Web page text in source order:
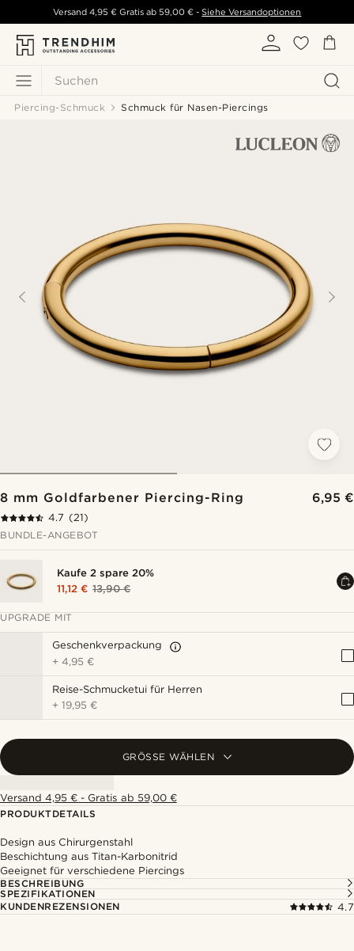
Suchen
Versand 4,95 € Gratis ab59,00 € - Siehe Versandoptionen
Piercing-Schmuck Schmuck für Nasen-Piercings
8 mm Goldfarbener Piercing-Ring 6,95 €
4.7 (21)
BUNDLE-ANGEBOT
Kaufe 2 spare 20%
11,12 € 13,90 €
UPGRADE MIT
Geschenkverpackung
+4,95 €
Reise-Schmucketui für Herren
+19,95 €
GRÖSSE WÄHLEN
Versand 4,95 € - Gratis ab 59,00 €
PRODUKTDETAILS
Design aus Chirurgenstahl
Beschichtung aus Titan-Karbonitrid
Geeignet für verschiedene Piercings
BESCHREIBUNG
SPEZIFIKATIONEN
KUNDENREZENSIONEN
4.7